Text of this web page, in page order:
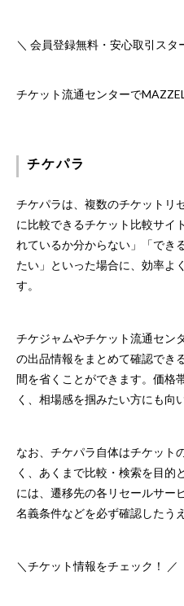
＼ 会員登録無料・安心取引スタ
チケット流通センターで
チケパラ
チケパラは、複数のチケットリ
に比較できるチケット比較サイ
れているか分からない」「でき
たい」といった場合に、効率よ
す。
チケジャムやチケット流通セン
の出品情報をまとめて確認でき
間を省くことができます。価格
く、相場感を掴みたい方にも向
なお、チケパラ自体はチケット
く、あくまで比較・検索を目的
には、遷移先の各リセールサー
名義条件などを必ず確認したう
＼チケット情報をチェック！ ／